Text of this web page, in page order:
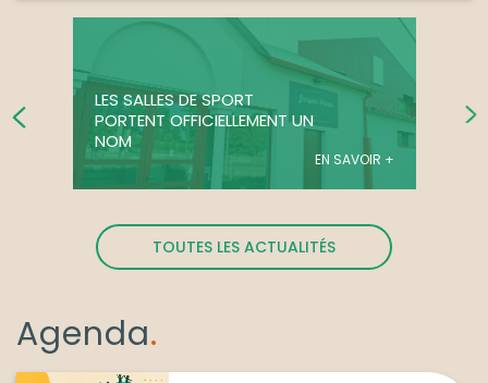
LES SALLES DE SPORT
PORTENT OFFICIELLEMENT UN
NOM
EN SAVOIR +
TOUTES LES ACTUALITÉS
Agenda.